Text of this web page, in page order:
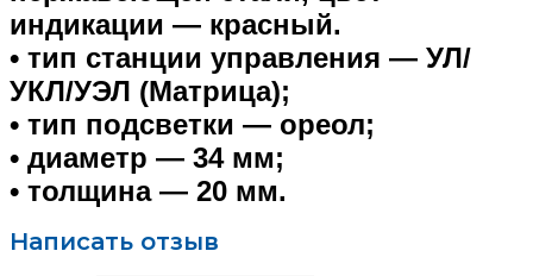
индикации — красный.
• тип станции управления — УЛ/
УКЛ/УЭЛ (Матрица);
• тип подсветки — ореол;
• диаметр — 34 мм;
• толщина — 20 мм.
Написать отзыв